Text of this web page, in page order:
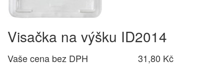
Visačka na výšku ID2014
Vaše cena bez DPH
31,80 Kč